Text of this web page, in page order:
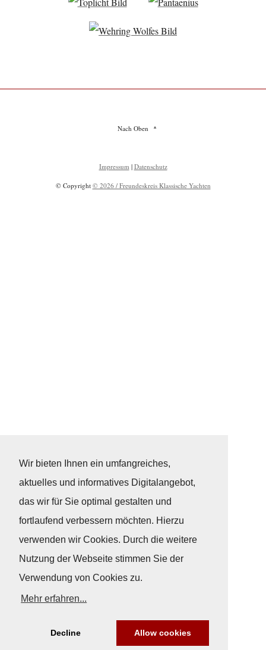
Wir bieten Ihnen ein umfangreiches,
aktuelles und informatives Digitalangebot,
das wir für Sie optimal gestalten und
fortlaufend verbessern möchten. Hierzu
verwenden wir Cookies. Durch die weitere
Nutzung der Webseite stimmen Sie der
Verwendung von Cookies zu.
Mehr erfahren...
Decline Allow cookies
Nach Oben
Impressum | Datenschutz
© Copyright © 2026 / Freundeskreis Klassische Yachten